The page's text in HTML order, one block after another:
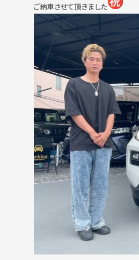
ご納車させて頂きました